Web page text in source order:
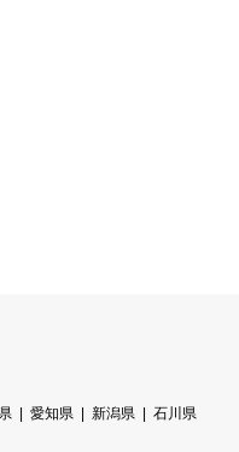
愛知県 新潟県
石川県